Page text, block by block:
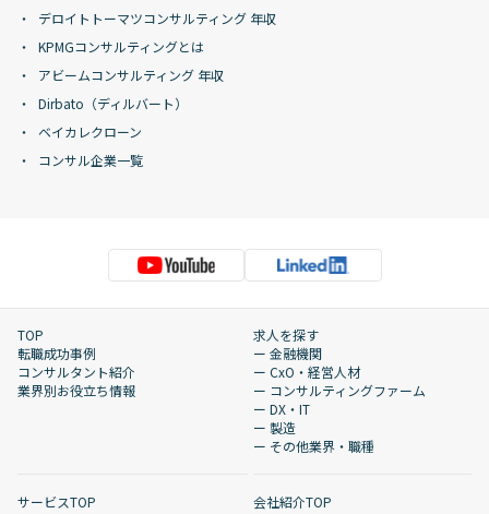
デロイトトーマツコンサルティング 年収
KPMGコンサルティングとは
アビームコンサルティング 年収
Dirbato（ディルバート）
ベイカレクローン
コンサル企業一覧
TOP
転職成功事例
コンサルタント紹介
業界別お役立ち情報
求人を探す
ー 金融機関
ー CxO・経営人材
ー コンサルティングファーム
ー DX・IT
ー 製造
ー その他業界・職種
サービスTOP
会社紹介TOP